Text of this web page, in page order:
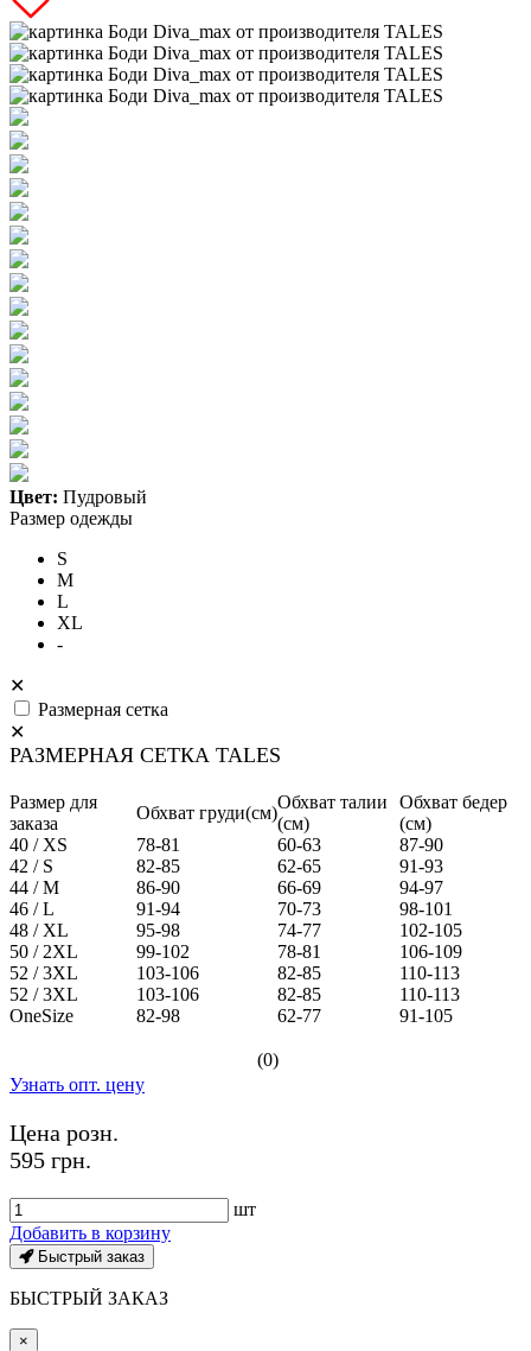
Цвет: Пудровый
Размер одежды
S
M
L
XL
-
✕
Размерная сетка
✕
РАЗМЕРНАЯ СЕТКА TALES
Размер для
заказа
Обхват груди(см)
Обхват талии
(см)
Обхват бедер
(см)
40 / XS
78-81 60-63
87-90
42 / S
82-85 62-65
91-93
44 / M
86-90 66-69
94-97
46 / L
91-94 70-73
98-101
48 / XL
95-98 74-77
102-105
50 / 2XL
99-102 78-81
106-109
52 / 3XL
103-106 82-85
110-113
52 / 3XL
103-106 82-85
110-113
OneSize
82-98 62-77 91-105
(0)
Узнать опт. цену
Цена розн.
595 грн.
шт
Добавить в корзину
Быстрый заказ
БЫСТРЫЙ ЗАКАЗ
×